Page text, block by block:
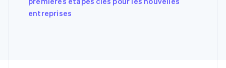
entreprises
Grèce
English